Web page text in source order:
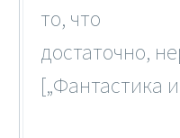
то, что
достаточно,
[„Фантастика